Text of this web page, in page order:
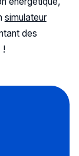
simulateur
des
!